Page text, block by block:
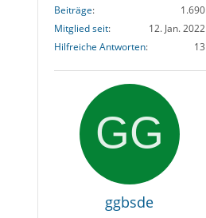
Beiträge
1.690
Mitglied seit
12. Jan. 2022
Hilfreiche Antworten
13
ggbsde